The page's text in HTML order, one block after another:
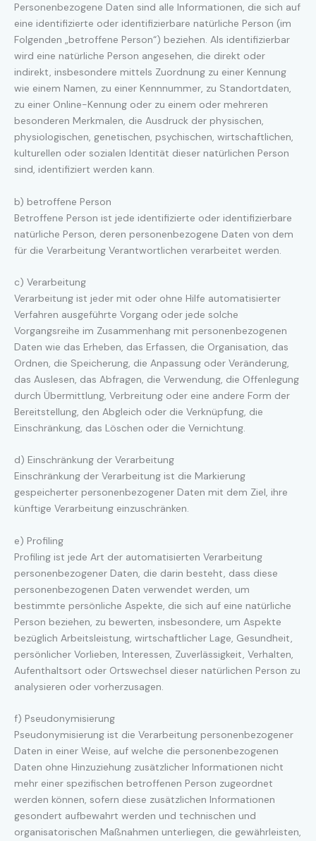
Personenbezogene Daten sind alle Informationen, die sich auf
eine identifizierte oder identifizierbare natürliche Person (im
Folgenden „betroffene Person“) beziehen. Als identifizierbar
wird eine natürliche Person angesehen, die direkt oder
indirekt, insbesondere mittels Zuordnung zu einer Kennung
wie einem Namen, zu einer Kennnummer, zu Standortdaten,
zu einer Online-Kennung oder zu einem oder mehreren
besonderen Merkmalen, die Ausdruck der physischen,
physiologischen, genetischen, psychischen, wirtschaftlichen,
kulturellen oder sozialen Identität dieser natürlichen Person
sind, identifiziert werden kann.
b) betroffene Person
Betroffene Person ist jede identifizierte oder identifizierbare
natürliche Person, deren personenbezogene Daten von dem
für die Verarbeitung Verantwortlichen verarbeitet werden.
c) Verarbeitung
Verarbeitung ist jeder mit oder ohne Hilfe automatisierter
Verfahren ausgeführte Vorgang oder jede solche
Vorgangsreihe im Zusammenhang mit personenbezogenen
Daten wie das Erheben, das Erfassen, die Organisation, das
Ordnen, die Speicherung, die Anpassung oder Veränderung,
das Auslesen, das Abfragen, die Verwendung, die Offenlegung
durch Übermittlung, Verbreitung oder eine andere Form der
Bereitstellung, den Abgleich oder die Verknüpfung, die
Einschränkung, das Löschen oder die Vernichtung.
d) Einschränkung der Verarbeitung
Einschränkung der Verarbeitung ist die Markierung
gespeicherter personenbezogener Daten mit dem Ziel, ihre
künftige Verarbeitung einzuschränken.
e) Profiling
Profiling ist jede Art der automatisierten Verarbeitung
personenbezogener Daten, die darin besteht, dass diese
personenbezogenen Daten verwendet werden, um
bestimmte persönliche Aspekte, die sich auf eine natürliche
Person beziehen, zu bewerten, insbesondere, um Aspekte
bezüglich Arbeitsleistung, wirtschaftlicher Lage, Gesundheit,
persönlicher Vorlieben, Interessen, Zuverlässigkeit, Verhalten,
Aufenthaltsort oder Ortswechsel dieser natürlichen Person zu
analysieren oder vorherzusagen.
f) Pseudonymisierung
Pseudonymisierung ist die Verarbeitung personenbezogener
Daten in einer Weise, auf welche die personenbezogenen
Daten ohne Hinzuziehung zusätzlicher Informationen nicht
mehr einer spezifischen betroffenen Person zugeordnet
werden können, sofern diese zusätzlichen Informationen
gesondert aufbewahrt werden und technischen und
organisatorischen Maßnahmen unterliegen, die gewährleisten,